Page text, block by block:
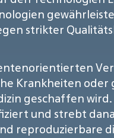
strikter
Krankheiten
geschaffen
und strebt
reproduzierbare